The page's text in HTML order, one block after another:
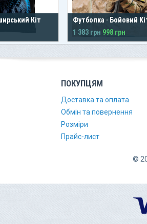
Кіт
Футболка · Бойовий
1 383 грн 998 грн
ПОКУПЦЯМ
Доставка та оплата
Обмін та повернення
Розміри
Прайс-лист
©